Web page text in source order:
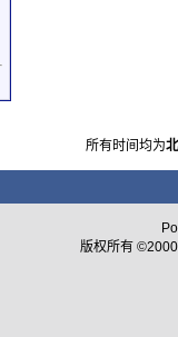
所有时间均为
版权所有